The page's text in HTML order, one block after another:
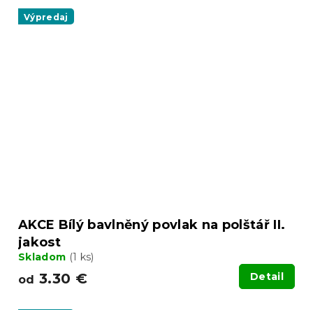
Výpredaj
AKCE Bílý bavlněný povlak na polštář II.
jakost
Skladom (1 ks)
od 3.30 € Detail